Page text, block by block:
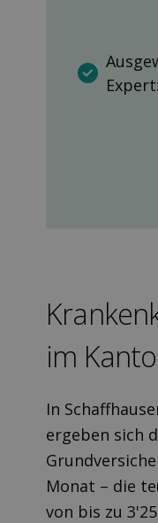
im
In
ergeben sich
Monat – die
von bis zu